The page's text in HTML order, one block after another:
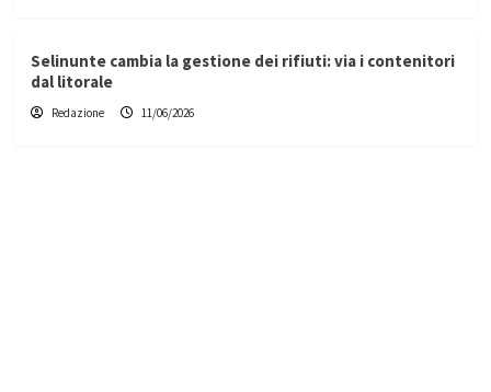
Selinunte cambia la gestione dei rifiuti: via i contenitori
dal litorale
Redazione 11/06/2026